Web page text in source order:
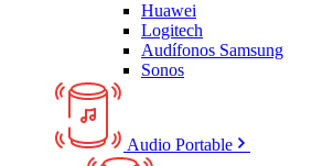
Huawei
Logitech
Audífonos Samsung
Sonos
Audio Portable